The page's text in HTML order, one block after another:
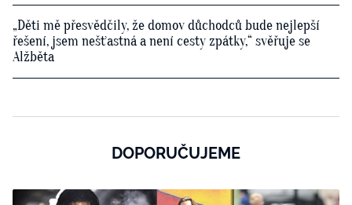
„Děti mě přesvědčily, že domov důchodců bude nejlepší
řešení, jsem nešťastná a není cesty zpátky,“ svěřuje se
Alžběta
DOPORUČUJEME